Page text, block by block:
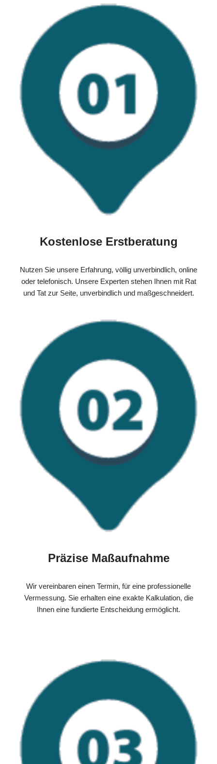
Kostenlose Erstberatung
Nutzen Sie unsere Erfahrung, völlig unverbindlich, online
oder telefonisch. Unsere Experten stehen Ihnen mit Rat
und Tat zur Seite, unverbindlich und maßgeschneidert.
Präzise Maßaufnahme
Wir vereinbaren einen Termin, für eine professionelle
Vermessung. Sie erhalten eine exakte Kalkulation, die
Ihnen eine fundierte Entscheidung ermöglicht.